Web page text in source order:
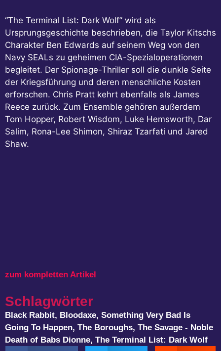
“The Terminal List: Dark Wolf” wird als
Ursprungsgeschichte beschrieben, die Taylor Kitschs
Charakter Ben Edwards auf seinem Weg von den
Navy SEALs zu geheimen CIA-Spezialoperationen
begleitet. Der Spionage-Thriller soll die dunkle Seite
der Kriegsführung und deren menschliche Kosten
erforschen. Chris Pratt kehrt ebenfalls als James
Reece zurück. Zum Ensemble gehören außerdem
Tom Hopper, Robert Wisdom, Luke Hemsworth, Dar
Salim, Rona-Lee Shimon, Shiraz Tzarfati und Jared
Shaw.
zum kompletten Artikel
Schlagwörter
Black Rabbit, Bloodaxe, Something Very Bad Is
Going To Happen, The Boroughs, The Savage - Noble
Death of Babs Dionne, The Terminal List: Dark Wolf